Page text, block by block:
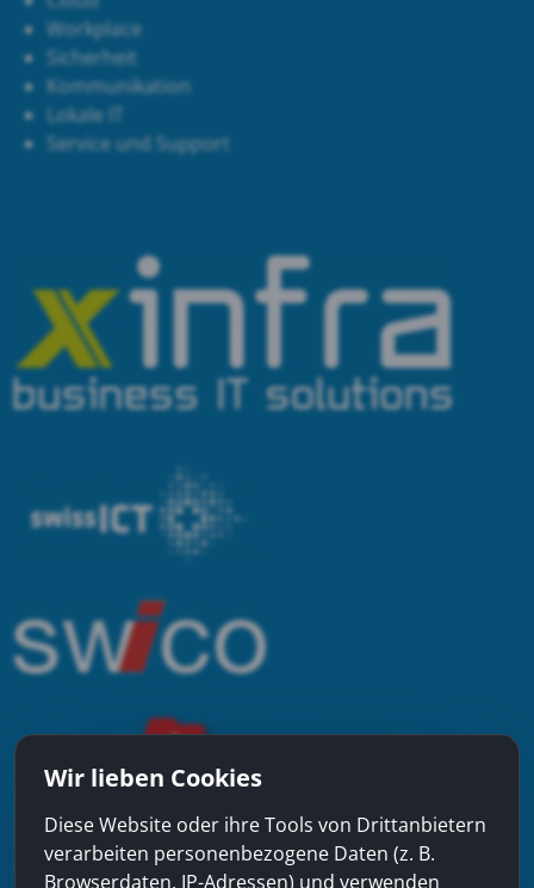
Workplace
Sicherheit
Kommunikation
Lokale IT
Service und Support
Wir lieben Cookies
Diese Website oder ihre Tools von Drittanbietern
verarbeiten personenbezogene Daten (z. B.
Browserdaten, IP-Adressen) und verwenden